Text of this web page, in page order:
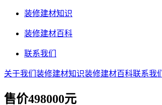
装修建材知识
装修建材百科
联系我们
关于我们 装修建材知识装修建材百科联系我们
售价498000元